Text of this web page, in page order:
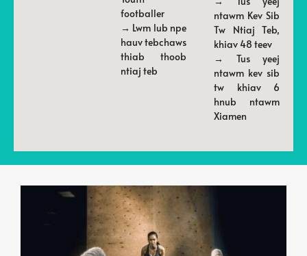
footballer
→ Lwm lub npe
hauv tebchaws
thiab thoob
ntiaj teb
ntawm Kev Sib
Tw Ntiaj Teb,
khiav 48 teev
→ Tus yeej
ntawm kev sib
tw khiav 6
hnub ntawm
Xiamen